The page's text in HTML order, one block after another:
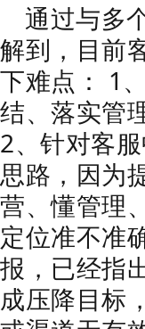
通过与多
解到，目前
下难点： 1
结、落实管
2、针对客
思路，因为
营、懂管理
定位准不准
报，已经指
成压降目标